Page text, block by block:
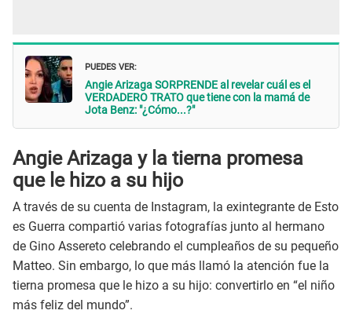
PUEDES VER:
Angie Arizaga SORPRENDE al revelar cuál es el
VERDADERO TRATO que tiene con la mamá de
Jota Benz: "¿Cómo...?"
Angie Arizaga y la tierna promesa
que le hizo a su hijo
A través de su cuenta de Instagram, la exintegrante de Esto
es Guerra compartió varias fotografías junto al hermano
de Gino Assereto celebrando el cumpleaños de su pequeño
Matteo. Sin embargo, lo que más llamó la atención fue la
tierna promesa que le hizo a su hijo: convertirlo en “el niño
más feliz del mundo”.